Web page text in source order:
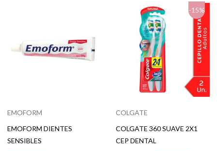
EMOFORM
EMOFORM DIENTES
SENSIBLES
-15%
COLGATE
COLGATE 360 SUAVE 2X1
CEP DENTAL